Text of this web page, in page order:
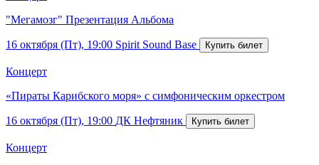
"Мегамозг" Презентация Альбома
16 октября (Пт), 19:00 Spirit Sound Base
Концерт
«Пираты Карибского моря» с симфоническим оркестром
16 октября (Пт), 19:00 ДК Нефтяник
Концерт